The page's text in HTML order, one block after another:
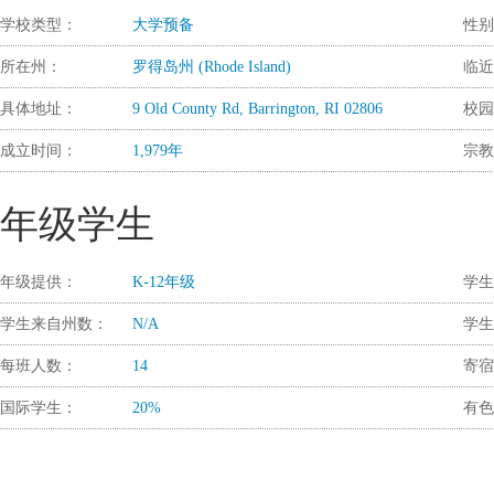
学校类型： 大学预备 性
所在州： 罗得岛州 (Rhode Island) 临
具体地址： 9 Old County Rd, Barrington, RI 02806 校
成立时间： 1,979年 宗
年级学生
年级提供： K-12年级 学
学生来自州数： N/A 学
每班人数： 14 寄
国际学生： 20% 有